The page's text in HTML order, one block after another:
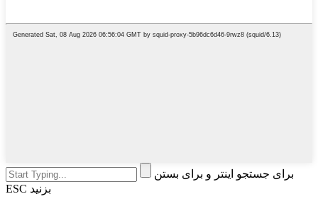
برای جستجو اینتر و برای بستن
ESC بزنید